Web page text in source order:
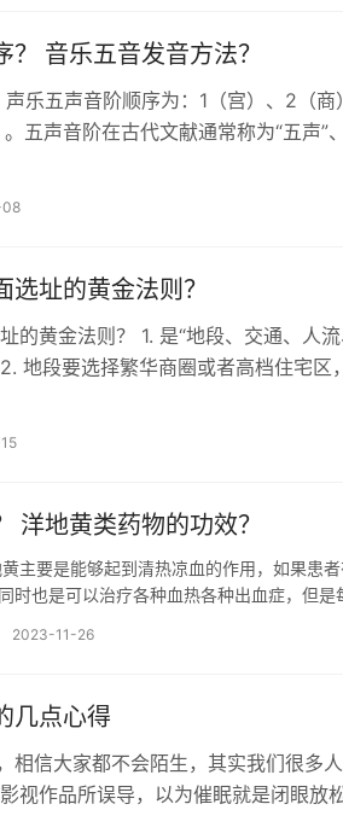
？ 音乐五音发音方法？
乐五声音阶顺序为：1（宫）、2（商
五声音阶在古代文献通常称为“五声”
选址的黄金法则？
的黄金法则？ 1. 是“地段、交通、人
地段要选择繁华商圈或者高档住宅区
洋地黄类药物的功效？
主要是能够起到清热凉血的作用，如果患
时也是可以治疗各种血热各种出血症，但是
2023-11-26
几点心得
相信大家都不会陌生，其实我们很多
视作品所误导，以为催眠就是闭眼放